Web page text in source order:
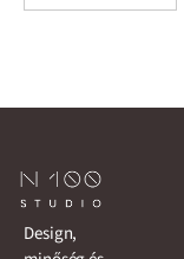
Design,